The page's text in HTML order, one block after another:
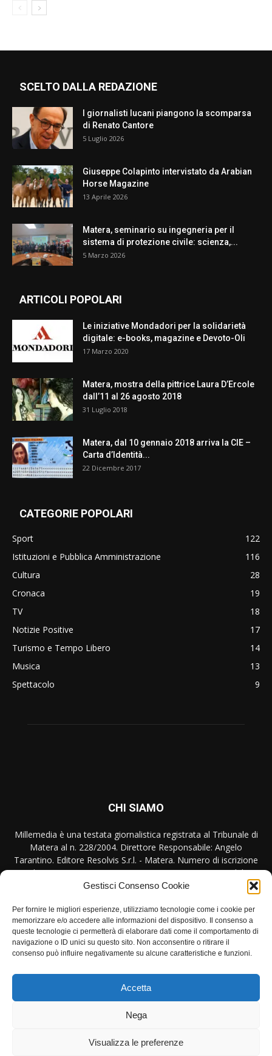
Gestisci Consenso Cookie
Per fornire le migliori esperienze, utilizziamo tecnologie come i cookie per
memorizzare e/o accedere alle informazioni del dispositivo. Il consenso a
queste tecnologie ci permetterà di elaborare dati come il comportamento di
navigazione o ID unici su questo sito. Non acconsentire o ritirare il
consenso può influire negativamente su alcune caratteristiche e funzioni.
Accetta
Nega
Visualizza le preferenze
SCELTO DALLA REDAZIONE
I giornalisti lucani piangono la scomparsa
di Renato Cantore
5 Luglio 2026
Giuseppe Colapinto intervistato da Arabian
Horse Magazine
13 Aprile 2026
Matera, seminario su ingegneria per il
sistema di protezione civile: scienza,...
5 Marzo 2026
ARTICOLI POPOLARI
Le iniziative Mondadori per la solidarietà
digitale: e-books, magazine e Devoto-Oli
17 Marzo 2020
Matera, mostra della pittrice Laura D’Ercole
dall’11 al 26 agosto 2018
31 Luglio 2018
Matera, dal 10 gennaio 2018 arriva la CIE –
Carta d’Identità...
22 Dicembre 2017
CATEGORIE POPOLARI
Sport
122
Istituzioni e Pubblica Amministrazione
116
Cultura
28
Cronaca
19
TV
18
Notizie Positive
17
Turismo e Tempo Libero
14
Musica
13
Spettacolo
9
CHI SIAMO
Millemedia è una testata giornalistica registrata al Tribunale di
Matera al n. 228/2004. Direttore Responsabile: Angelo
Tarantino. Editore Resolvis S.r.l. - Matera. Numero di iscrizione
al ROC Registro Operatori Comunicazione n. 17440 del
31/10/2007
Contattaci:redazione@millemedia.it
SEGUICI
Privacy Contatto